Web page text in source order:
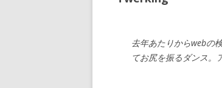
去年あたりからwebの
てお尻を振るダンス。